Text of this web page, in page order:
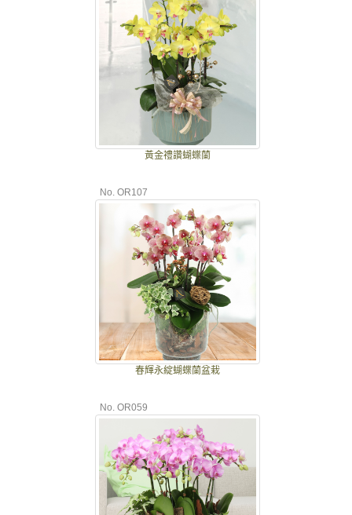
黃金禮讚蝴蝶蘭
No. OR107
春輝永綻蝴蝶蘭盆栽
No. OR059